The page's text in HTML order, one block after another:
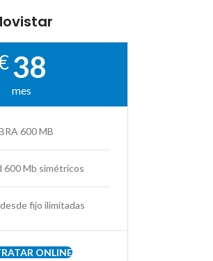
38
mes
600 MB
600 Mb simétricos
fijo ilimitadas
ONLINE